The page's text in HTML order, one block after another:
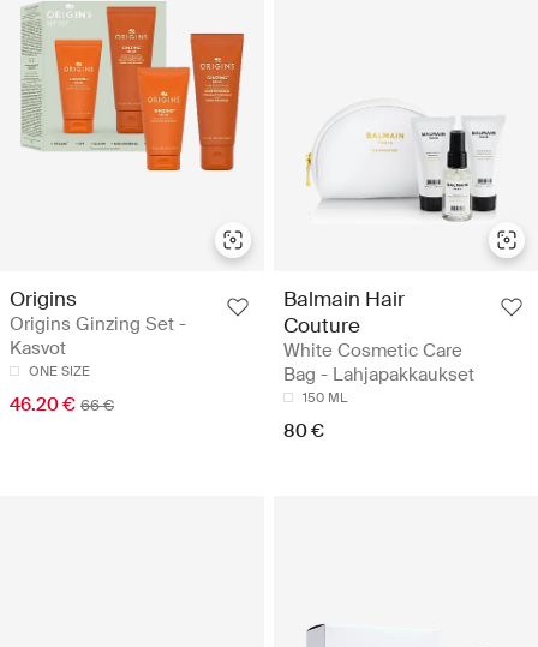
Origins
Origins Ginzing Set -
Kasvot
ONE SIZE
46.20 € 66 €
Balmain Hair
Couture
White Cosmetic Care
Bag - Lahjapakkaukset
150 ML
80 €